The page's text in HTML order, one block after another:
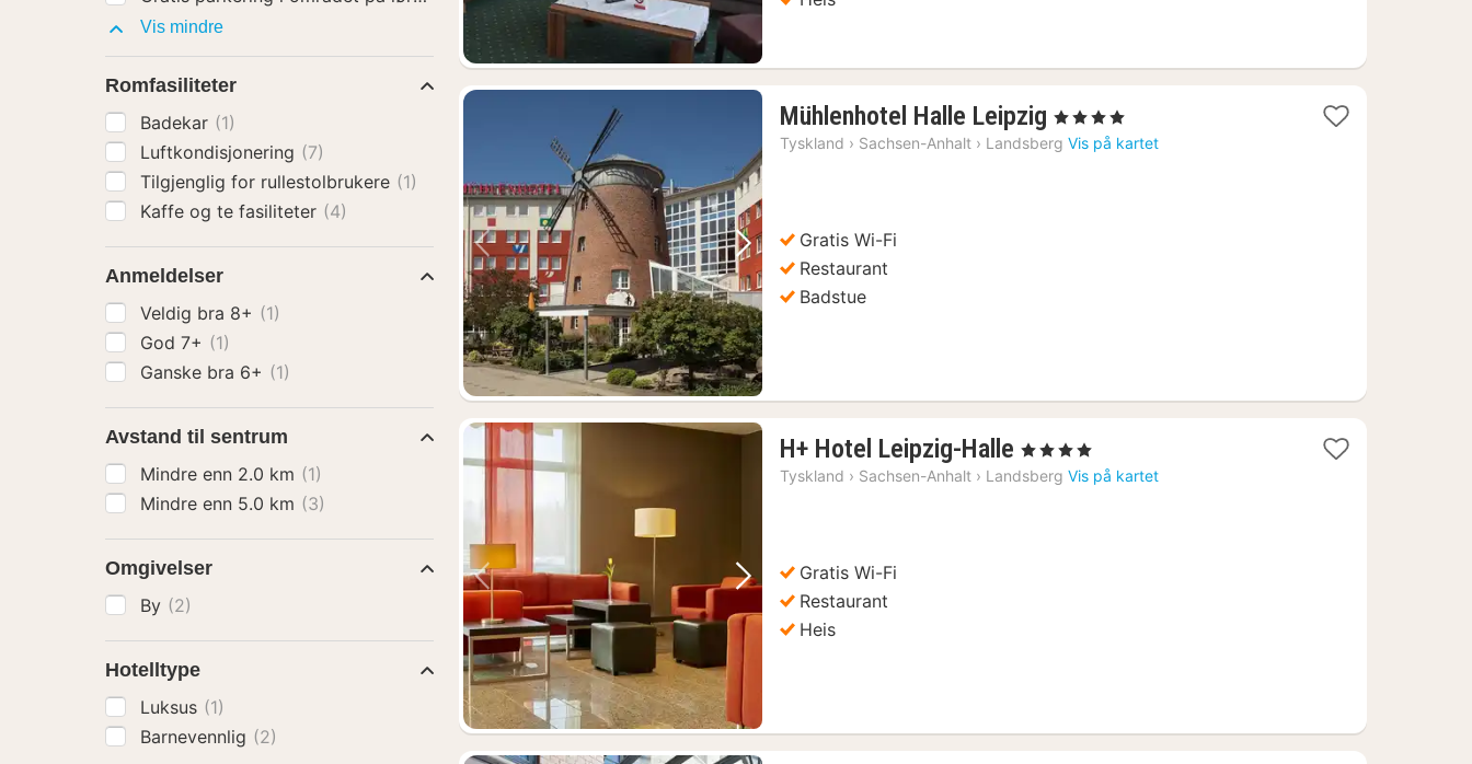
Forrige bilde Neste bilde
Mühlenhotel Halle Leipzig 1
natt
, 4 Stjerner
Tyskland › Sachsen-Anhalt › Landsberg Vis på kartet
Gratis Wi-Fi
Restaurant
Badstue
Forrige bilde Neste bilde
H+ Hotel Leipzig-Halle 1
natt
, 4 Stjerner
Tyskland › Sachsen-Anhalt › Landsberg Vis på kartet
Gratis Wi-Fi
Restaurant
Heis
Vis mindreFasiliteter
Romfasiliteter
Badekar (1)
Luftkondisjonering (7)
Tilgjenglig for rullestolbrukere (1)
Kaffe og te fasiliteter (4)
Anmeldelser
Veldig bra 8+ (1)
God 7+ (1)
Ganske bra 6+ (1)
Avstand til sentrum
Mindre enn 2.0 km (1)
Mindre enn 5.0 km (3)
Omgivelser
By (2)
Hotelltype
Luksus (1)
Barnevennlig (2)